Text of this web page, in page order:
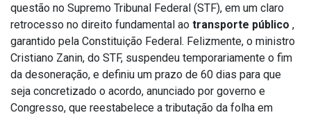
questão no Supremo Tribunal Federal (STF), em um claro
retrocesso no direito fundamental ao transporte público ,
garantido pela Constituição Federal. Felizmente, o ministro
Cristiano Zanin, do STF, suspendeu temporariamente o fim
da desoneração, e definiu um prazo de 60 dias para que
seja concretizado o acordo, anunciado por governo e
Congresso, que reestabelece a tributação da folha em